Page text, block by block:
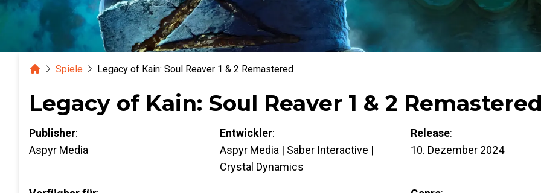
HomeSpiele Legacy of Kain: Soul Reaver 1 & 2 Remastered
Legacy of Kain: Soul Reaver 1 & 2
Publisher:
Aspyr Media
Entwickler:
Aspyr Media | Saber Interactive |
Crystal Dynamics
Release:
10. Dezember 2024